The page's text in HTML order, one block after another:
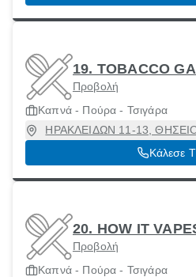
19. TOBACCO
Προβολή
Καπνά - Πούρα - Τσιγάρα
ΗΡΑΚΛΕΙΔΩΝ 11-13, ΘΗΣΕΙΟ,
11851
Κάλεσε
20. HOW IT
Προβολή
Καπνά - Πούρα - Τσιγάρα